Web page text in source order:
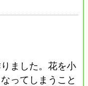
ました。花を小
ってしまうこと